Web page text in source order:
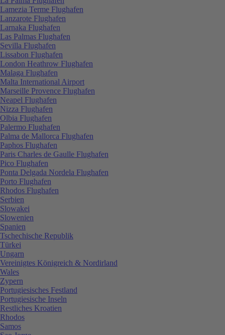
Lamezia Terme Flughafen
Lanzarote Flughafen
Larnaka Flughafen
Las Palmas Flughafen
Sevilla Flughafen
Lissabon Flughafen
London Heathrow Flughafen
Malaga Flughafen
Malta International Airport
Marseille Provence Flughafen
Neapel Flughafen
Nizza Flughafen
Olbia Flughafen
Palermo Flughafen
Palma de Mallorca Flughafen
Paphos Flughafen
Paris Charles de Gaulle Flughafen
Pico Flughafen
Ponta Delgada Nordela Flughafen
Porto Flughafen
Rhodos Flughafen
Serbien
Slowakei
Slowenien
Spanien
Tschechische Republik
Türkei
Ungarn
Vereinigtes Königreich & Nordirland
Wales
Zypern
Portugiesisches Festland
Portugiesische Inseln
Restliches Kroatien
Rhodos
Samos